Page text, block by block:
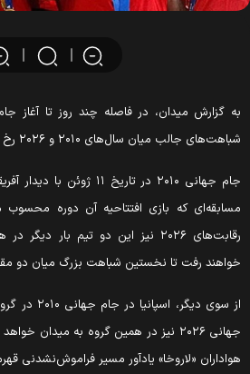
جالب میان سال‌های ۲۰۱۰ و ۲۰۲۶ رخ داده است.
جام جهانی ۲۰۱۰ در تاریخ ۱۱
که بازی افتتاحیه آن دوره محسوب
رقابت‌های ۲۰۲۶ نیز این دو تیم بار
رفت تا نخستین شباهت بزرگ میان دو
جهانی ۲۰۲۶ نیز در همین گروه به میدان
«لاروخا» یادآور مسیر فراموش‌نشدنی